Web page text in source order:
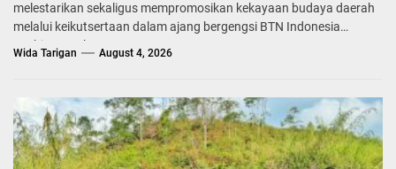
melestarikan sekaligus mempromosikan kekayaan budaya daerah
melalui keikutsertaan dalam ajang bergengsi BTN Indonesia
Fashion Week...
Wida Tarigan August 4, 2026